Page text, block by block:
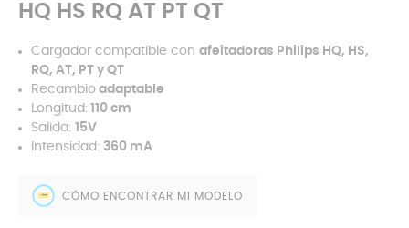
HQ HS RQ AT PT QT
Cargador compatible con afeitadoras Philips HQ, HS,
RQ, AT, PT y QT
Recambio adaptable
Longitud: 110 cm
Salida: 15V
Intensidad: 360 mA
CÓMO ENCONTRAR MI MODELO